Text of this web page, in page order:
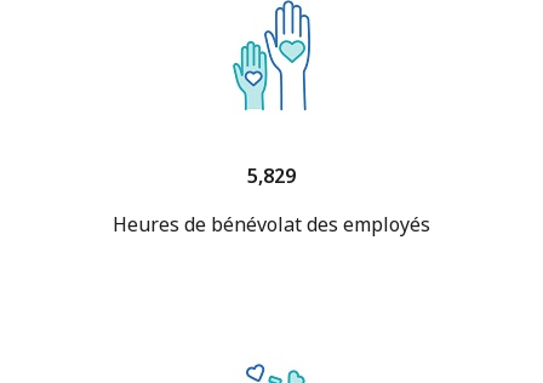
5,829
Heures de bénévolat des employés